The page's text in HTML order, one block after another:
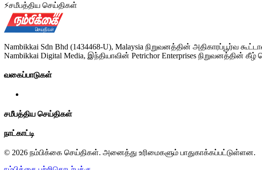
⚡சமீபத்திய செய்திகள்
Nambikkai Sdn Bhd (1434468-U), Malaysia நிறுவனத்தின் அதிகாரப்பூர்வ
Nambikkai Digital Media, இந்தியாவின் Petrichor Enterprises நிறுவனத்தின் கீழ்
வகைப்பாடுகள்
சமீபத்திய செய்திகள்
நாட்காட்டி
© 2026 நம்பிக்கை செய்திகள். அனைத்து உரிமைகளும் பாதுகாக்கப்பட்டுள்ளன.